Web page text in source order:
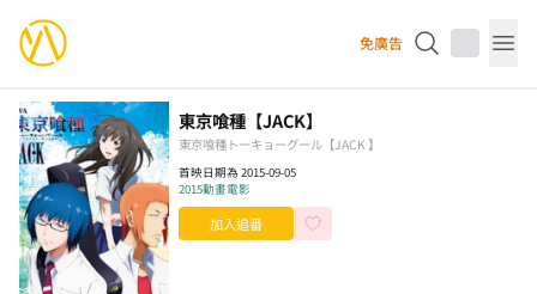
YourAnimes 你的動畫 免廣告
東京喰種【JACK】
東京喰種トーキョーグール【JACK 】
首映日期為 2015-09-05
2015動畫電影
加入追番